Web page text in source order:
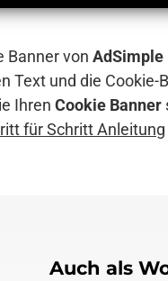
Banner von AdSimple
Text und die
Ihren Cookie Banner
für Schritt Anleitung
Auch als